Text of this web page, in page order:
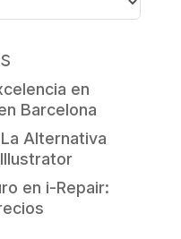
en
Barcelona
Alternativa
en i-Repair: